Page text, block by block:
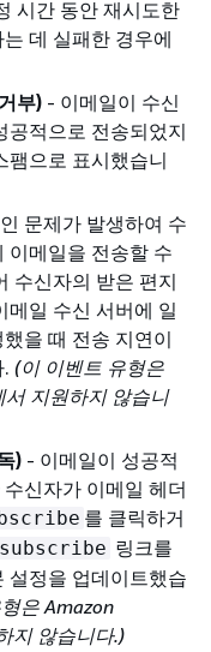
시간 동안 재시도한
데 실패한 경우에
부) - 이메일이 수신
공적으로 전송되었지
팸으로 표시했습니
문제가 발생하여 수
이메일을 전송할 수
수신자의 받은 편지
메일 수신 서버에 일
을 때 전송 지연이
(이 이벤트 유형은
지원하지 않습니
) - 이메일이 성공적
신자가 이메일 헤더
를 클릭하거
링크를
설정을 업데이트했습
은 Amazon
지 않습니다.)